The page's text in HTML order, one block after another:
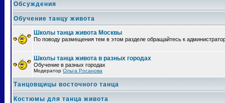
Обсуждения
Обучение танцу живота
Школы танца живота Москвы
По поводу размещения тем в этом разделе обращайтесь к
Школы танца живота в разных городах
Обучение в разных городах
Модератор Ольга Росанова
Танцовщицы восточного танца
Костюмы для танца живота